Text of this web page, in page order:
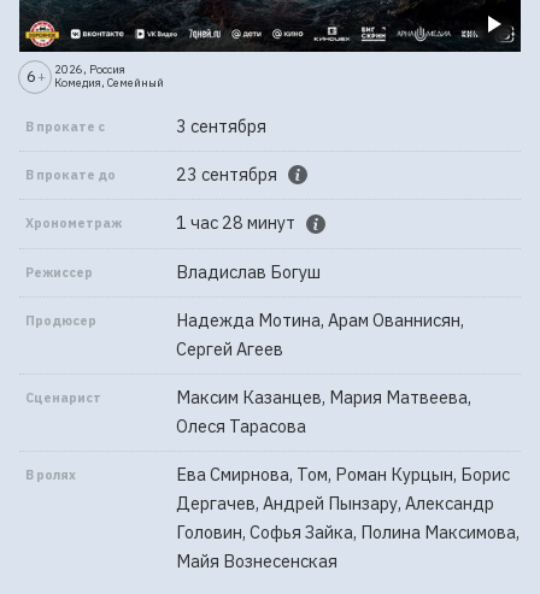
6 +
2026, Россия
Комедия, Семейный
В прокате с 3 сентября
В прокате до 23 сентября
Хронометраж 1 час 28 минут
Режиссер Владислав Богуш
Продюсер
Надежда Мотина, Арам Ованнисян,
Сергей Агеев
Сценарист
Максим Казанцев, Мария Матвеева,
Олеся Тарасова
В ролях
Ева Смирнова, Том, Роман Курцын, Борис
Дергачев, Андрей Пынзару, Александр
Головин, Софья Зайка, Полина Максимова,
Майя Вознесенская